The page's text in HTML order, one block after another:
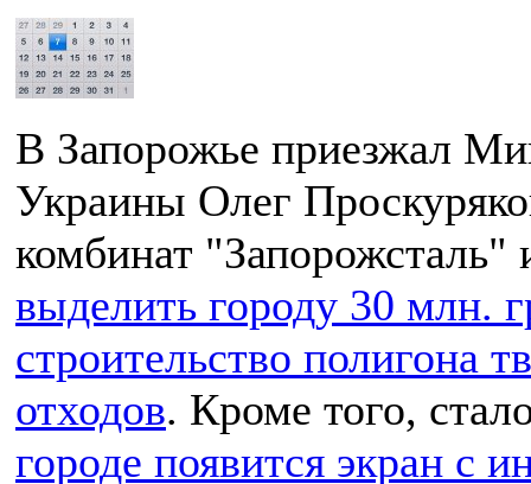
В Запорожье приезжал
Украины Олег
комбинат "Запорожсталь"
выделить городу 30 млн.
строительство полигона
отходов. Кроме того,
городе появится экран с